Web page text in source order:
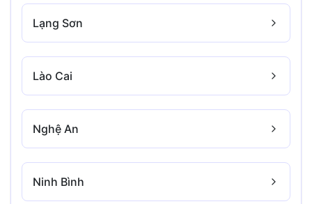
Lạng Sơn
Lào Cai
Nghệ An
Ninh Bình